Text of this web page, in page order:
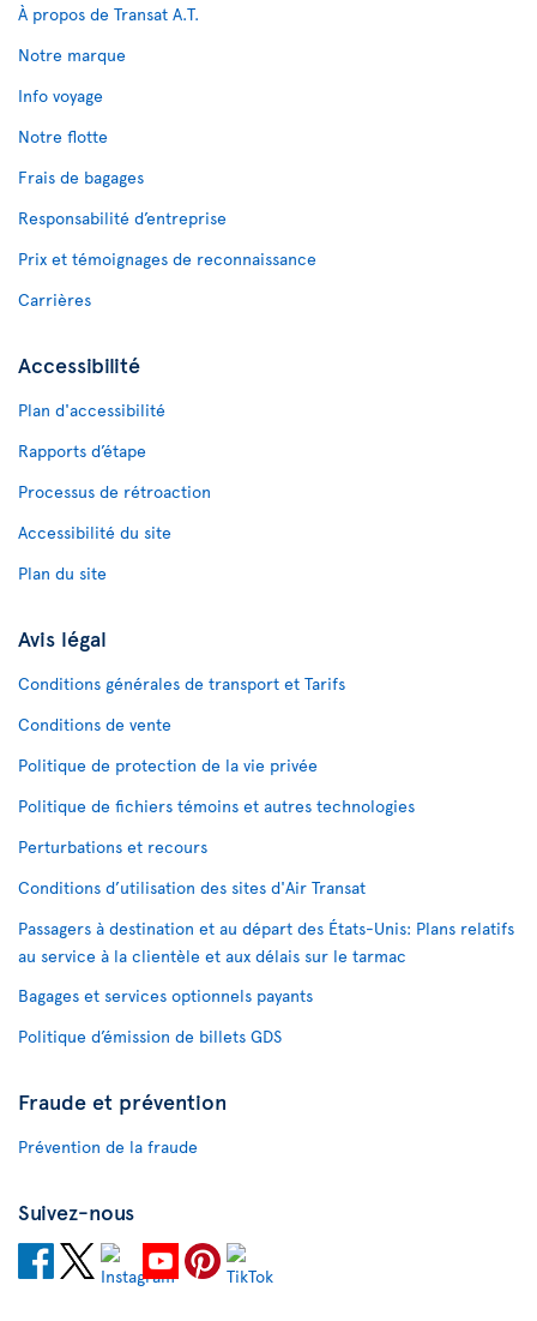
À propos de Transat A.T.
Notre marque
Info voyage
Notre flotte
Frais de bagages
Responsabilité d’entreprise
Prix et témoignages de reconnaissance
Carrières
Accessibilité
Plan d'accessibilité
Rapports d’étape
Processus de rétroaction
Accessibilité du site
Plan du site
Avis légal
Conditions générales de transport et Tarifs
Conditions de vente
Politique de protection de la vie privée
Politique de fichiers témoins et autres technologies
Perturbations et recours
Conditions d’utilisation des sites d'Air Transat
Passagers à destination et au départ des États-Unis: Plans relatifs
au service à la clientèle et aux délais sur le tarmac
Bagages et services optionnels payants
Politique d’émission de billets GDS
Fraude et prévention
Prévention de la fraude
Suivez-nous